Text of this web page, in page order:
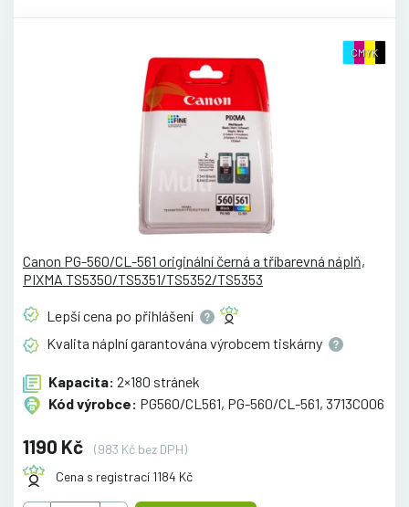
CMYK
Canon PG-560/CL-561 originální černá a tříbarevná náplň,
PIXMA TS5350/TS5351/TS5352/TS5353
Lepší cena po přihlášení
Kvalita náplní garantována výrobcem tiskárny
Kapacita: 2×180 stránek
Kód výrobce: PG560/CL561, PG-560/CL-561, 3713C006
1190 Kč
(983 Kč bez DPH)
Cena s registrací 1184 Kč